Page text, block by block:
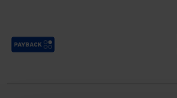
Payback Punkte